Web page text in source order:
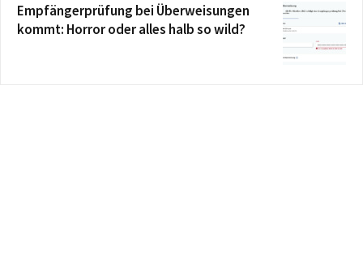
Empfängerprüfung bei Überweisungen
kommt: Horror oder alles halb so wild?